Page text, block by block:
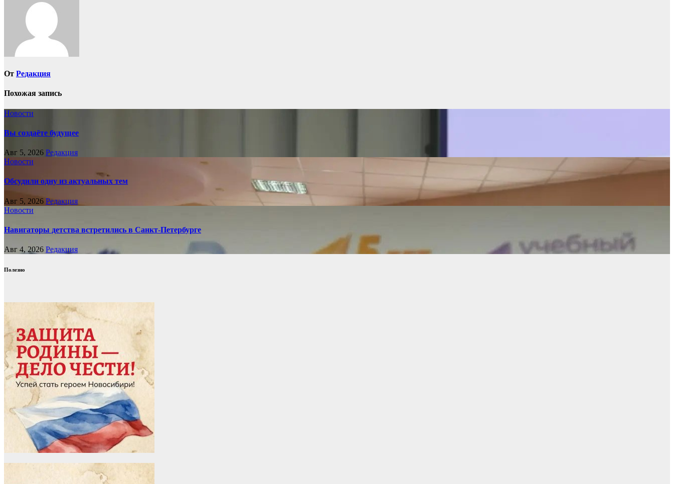
От Редакция
Похожая запись
Новости
Вы создаёте будущее
Авг 5, 2026 Редакция
Новости
Обсудили одну из актуальных тем
Авг 5, 2026 Редакция
Новости
Навигаторы детства встретились в Санкт-Петербурге
Авг 4, 2026 Редакция
Полезно